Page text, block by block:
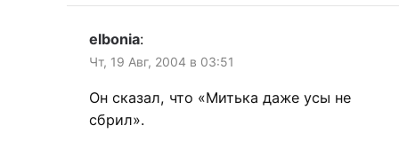
elbonia:
Чт, 19 Авг, 2004 в 03:51
Он сказал, что «Митька даже усы не
сбрил».